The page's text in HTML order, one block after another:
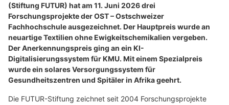
(Stiftung FUTUR) hat am 11. Juni 2026 drei
Forschungsprojekte der OST – Ostschweizer
Fachhochschule ausgezeichnet. Der Hauptpreis wurde an
neuartige Textilien ohne Ewigkeitschemikalien vergeben.
Der Anerkennungspreis ging an ein KI-
Digitalisierungssystem für KMU. Mit einem Spezialpreis
wurde ein solares Versorgungssystem für
Gesundheitszentren und Spitäler in Afrika geehrt.
Die FUTUR-Stiftung zeichnet seit 2004 Forschungsprojekte